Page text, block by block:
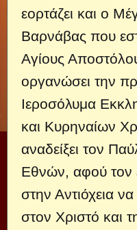
εορτάζει και ο
Βαρνάβας που
Αγίους
οργανώσει την
Ιεροσόλυμα
και Κυρηναίων
αναδείξει τον
Εθνών, αφού τον
στην Αντιόχεια
στον Χριστό και